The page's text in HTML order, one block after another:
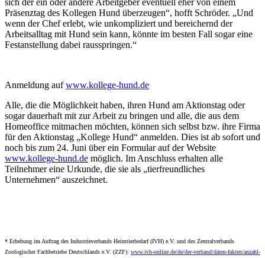
Präsenztag des Kollegen Hund überzeugen“, hofft Schröder. „Und
wenn der Chef erlebt, wie unkompliziert und bereichernd der
Arbeitsalltag mit Hund sein kann, könnte im besten Fall sogar eine
Festanstellung dabei rausspringen.“
Anmeldung aufwww.kollege-hund.de
Alle, die die Möglichkeit haben, ihren Hund am Aktionstag oder
sogar dauerhaft mit zur Arbeit zu bringen und alle, die aus dem
Homeoffice mitmachen möchten, können sich selbst bzw. ihre Firma
für den Aktionstag „Kollege Hund“ anmelden. Dies ist ab sofort und
noch bis zum 24. Juni über ein Formular auf der Website
www.kollege-hund.de möglich. Im Anschluss erhalten alle
Teilnehmer eine Urkunde, die sie als „tierfreundliches
Unternehmen“ auszeichnet.
* Erhebung im Auftrag des Industrieverbands Heimtierbedarf (IVH) e.V. und des Zentralverbands
Zoologischer Fachbetriebe Deutschlands e.V. (ZZF): www.ivh-online.de/de/der-verband/daten-fakten/anzahl-